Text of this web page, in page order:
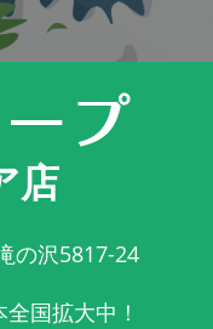
店
の沢5817-24
国拡大中！